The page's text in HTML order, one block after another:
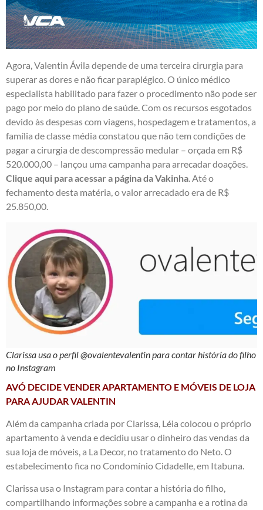
Agora, Valentin Ávila depende de uma terceira cirurgia para
superar as dores e não ficar paraplégico. O único médico
especialista habilitado para fazer o procedimento não pode ser
pago por meio do plano de saúde. Com os recursos esgotados
devido às despesas com viagens, hospedagem e tratamentos, a
família de classe média constatou que não tem condições de
pagar a cirurgia de descompressão medular – orçada em R$
520.000,00 – lançou uma campanha para arrecadar doações.
Clique aqui para acessar a página da Vakinha. Até o
fechamento desta matéria, o valor arrecadado era de R$
25.850,00.
Clarissa usa o perfil @ovalentevalentin para contar história do filho
no Instagram
AVÓ DECIDE VENDER APARTAMENTO E MÓVEIS DE LOJA
PARA AJUDAR VALENTIN
Além da campanha criada por Clarissa, Léia colocou o próprio
apartamento à venda e decidiu usar o dinheiro das vendas da
sua loja de móveis, a La Decor, no tratamento do Neto. O
estabelecimento fica no Condomínio Cidadelle, em Itabuna.
Clarissa usa o Instagram para contar a história do filho,
compartilhando informações sobre a campanha e a rotina da